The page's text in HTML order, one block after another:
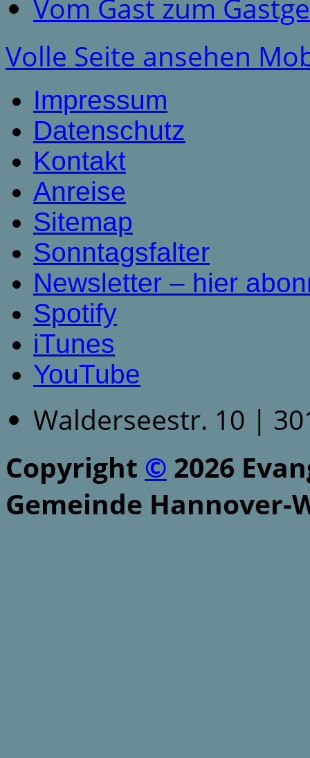
Vom Gast zum
Volle Seite ansehen
Impressum
Datenschutz
Kontakt
Anreise
Sitemap
Sonntagsfalter
Newsletter – hier
Spotify
iTunes
YouTube
Walderseestr. 10 |
Copyright © 2026
Gemeinde Hannover-